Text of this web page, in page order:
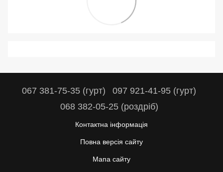
067 381-75-35 (гурт)
097 921-41-95 (гурт)
068 382-05-25 (роздріб)
Контактна інформація
Повна версія сайту
Мапа сайту